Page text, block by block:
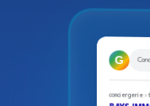
conciergerie ›